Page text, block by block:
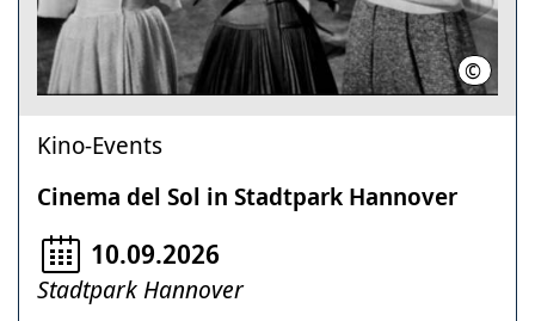
© 20th
Kino-Events
Cinema del Sol in Stadtpark Hannover
10.09.2026
Stadtpark Hannover